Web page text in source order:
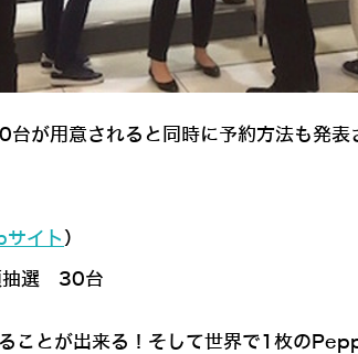
が用意されると同時に予約方法も発表
イト ）
抽選 30台
とが出来る！そして世界で1枚の